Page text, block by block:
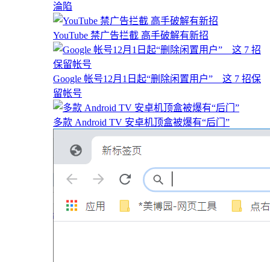
淪陷
YouTube 禁广告拦截 高手破解有新招
Google 帐号12月1日起“删除闲置用户” 这 7 招保
留帐号
多款 Android TV 安卓机顶盒被爆有“后门”